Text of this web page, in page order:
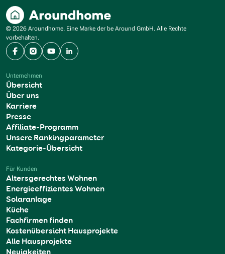
© 2026 Aroundhome. Eine Marke der be Around GmbH. Alle Rechte
vorbehalten.
FacebookInstagram
YouTubeLinkedIn
Unternehmen
Übersicht
Über uns
Karriere
Presse
Affiliate-Programm
Unsere Rankingparameter
Kategorie-Übersicht
Für Kunden
Altersgerechtes Wohnen
Energieeffizientes Wohnen
Solaranlage
Küche
Fachfirmen finden
Kostenübersicht Hausprojekte
Alle Hausprojekte
Neuigkeiten